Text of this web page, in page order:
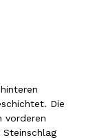
Die
vorderen